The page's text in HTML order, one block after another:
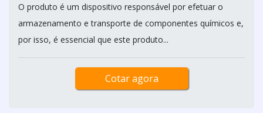
O produto é um dispositivo responsável por efetuar o
armazenamento e transporte de componentes químicos e,
por isso, é essencial que este produto...
Cotar agora